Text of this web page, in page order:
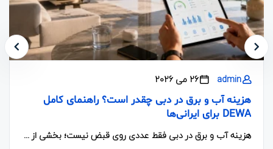
admin 26 می 2026
هزینه آب و برق در دبی چقدر است؟ راهنمای کامل
DEWA برای ایرانی‌ها
هزینه آب و برق در دبی فقط عددی روی قبض نیست؛ بخشی از ...